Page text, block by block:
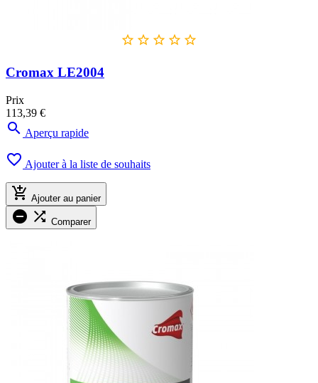
    
Cromax LE2004
Prix
113,39 €
 Aperçu rapide
 Ajouter à la liste de souhaits
 Ajouter au panier
  Comparer